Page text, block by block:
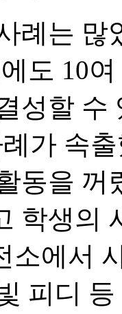
례는 많
도 10
성할 수
가 속
동을 꺼
학생의
소에서
피디